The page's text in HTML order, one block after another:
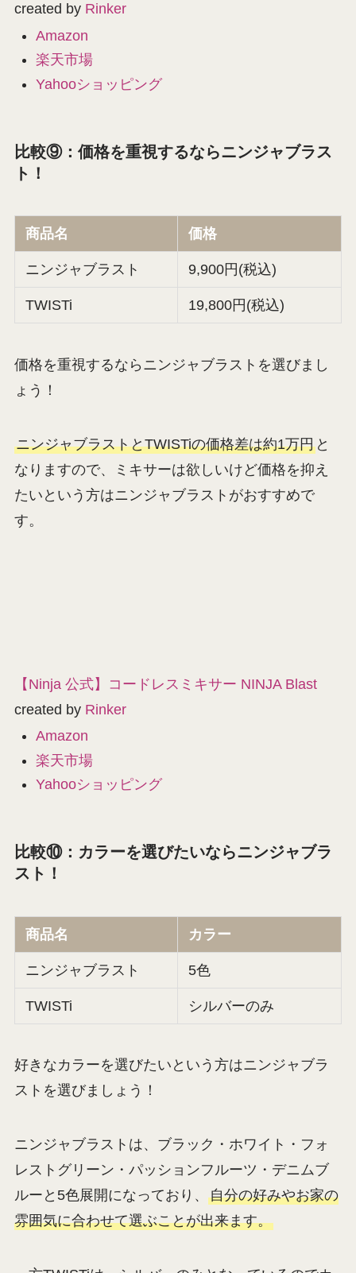
created by Rinker
Amazon
楽天市場
Yahooショッピング
比較⑨：価格を重視するならニンジャブラス
ト！
商品名 価格
ニンジャブラスト 9,900円(税込)
TWISTi 19,800円(税込)
価格を重視するならニンジャブラストを選びまし
ょう！
ニンジャブラストとTWISTiの価格差は約1万円と
なりますので、ミキサーは欲しいけど価格を抑え
たいという方はニンジャブラストがおすすめで
す。
【Ninja 公式】コードレスミキサー NINJA Blast
created by Rinker
Amazon
楽天市場
Yahooショッピング
比較⑩：カラーを選びたいならニンジャブラ
スト！
商品名 カラー
ニンジャブラスト 5色
TWISTi シルバーのみ
好きなカラーを選びたいという方はニンジャブラ
ストを選びましょう！
ニンジャブラストは、ブラック・ホワイト・フォ
レストグリーン・パッションフルーツ・デニムブ
ルーと5色展開になっており、 自分の好みやお家の
雰囲気に合わせて選ぶことが出来ます。